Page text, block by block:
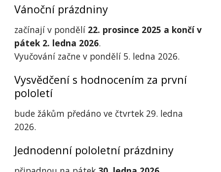
Vánoční prázdniny
začínají v pondělí 22. prosince 2025 a končí v
pátek 2. ledna 2026.
Vyučování začne v pondělí 5. ledna 2026.
Vysvědčení s hodnocením za první
pololetí
bude žákům předáno ve čtvrtek 29. ledna
2026.
Jednodenní pololetní prázdniny